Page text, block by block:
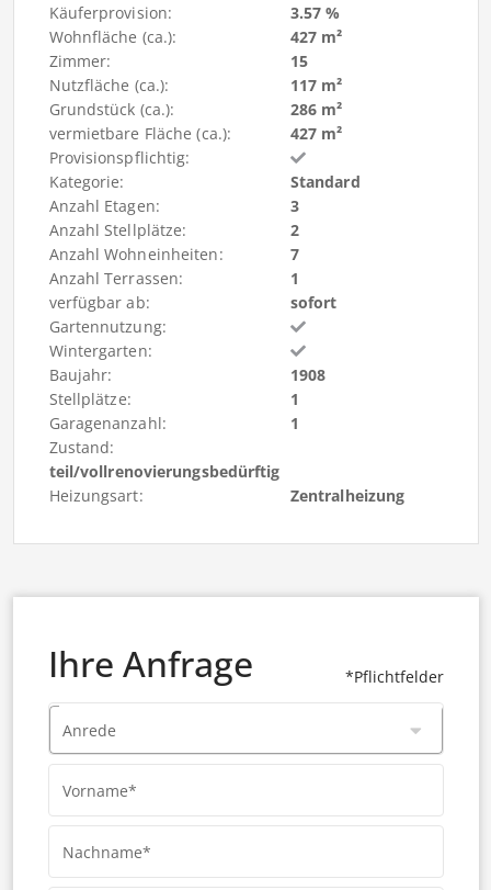
Käuferprovision:
3.57 %
Wohnfläche (ca.):
427 m²
Zimmer:
15
Nutzfläche (ca.):
117 m²
Grundstück (ca.):
286 m²
vermietbare Fläche (ca.):
427 m²
Provisionspflichtig:
Kategorie:
Standard
Anzahl Etagen:
3
Anzahl Stellplätze:
2
Anzahl Wohneinheiten:
7
Anzahl Terrassen:
1
verfügbar ab:
sofort
Gartennutzung:
Wintergarten:
Baujahr:
1908
Stellplätze:
1
Garagenanzahl:
1
Zustand:
teil/vollrenovierungsbedürftig
Heizungsart:
Zentralheizung
*Pflichtfelder
Ihre Anfrage
Anrede
Vorname*
Nachname*